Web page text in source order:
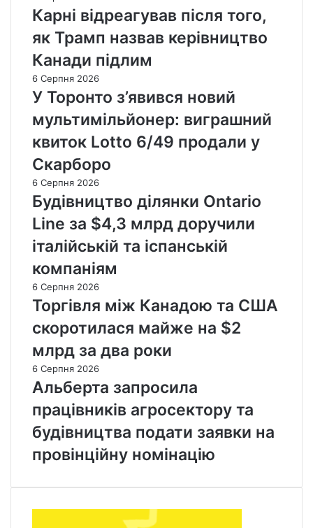
Карні відреагував після того,
як Трамп назвав керівництво
Канади підлим
6 Серпня 2026
У Торонто з’явився новий
мультимільйонер: виграшний
квиток Lotto 6/49 продали у
Скарборо
6 Серпня 2026
Будівництво ділянки Ontario
Line за $4,3 млрд доручили
італійській та іспанській
компаніям
6 Серпня 2026
Торгівля між Канадою та США
скоротилася майже на $2
млрд за два роки
6 Серпня 2026
Альберта запросила
працівників агросектору та
будівництва подати заявки на
провінційну номінацію